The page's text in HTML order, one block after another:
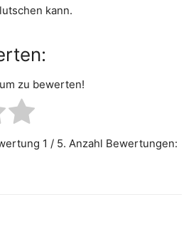
kann.
zu bewerten!
1 / 5. Anzahl Bewertungen: